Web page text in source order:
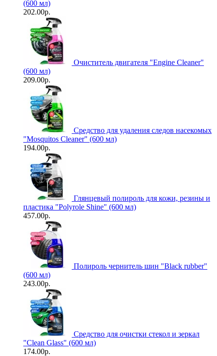
(600 мл)
202.00р.
Очиститель двигателя "Engine Cleaner"
(600 мл)
209.00р.
Средство для удаления следов насекомых
"Mosquitos Cleaner" (600 мл)
194.00р.
Глянцевый полироль для кожи, резины и
пластика "Polyrole Shine" (600 мл)
457.00р.
Полироль чернитель шин "Black rubber"
(600 мл)
243.00р.
Средство для очистки стекол и зеркал
"Clean Glass" (600 мл)
174.00р.